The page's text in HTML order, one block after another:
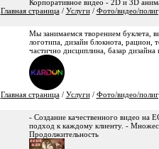
Корпоративное видео - 2D и 3D
Главная страница/ Услуги/ Фото/видео/
Мы занимаемся творением буклета,
логотипа, дизайн блокнота, рацион,
частично дисциплина, базар дизайна
Главная страница/ Услуги/ Фото/видео/
- Создание качественного видео
подход к каждому клиенту. -
Продолжительность